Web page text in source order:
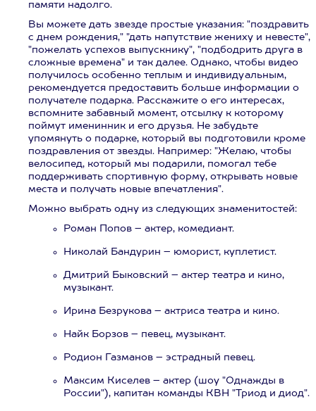
памяти надолго.
Вы можете дать звезде простые указания: "поздравить
с днем рождения," "дать напутствие жениху и невесте",
"пожелать успехов выпускнику", "подбодрить друга в
сложные времена" и так далее. Однако, чтобы видео
получилось особенно теплым и индивидуальным,
рекомендуется предоставить больше информации о
получателе подарка. Расскажите о его интересах,
вспомните забавный момент, отсылку к которому
поймут именинник и его друзья. Не забудьте
упомянуть о подарке, который вы подготовили кроме
поздравления от звезды. Например: "Желаю, чтобы
велосипед, который мы подарили, помогал тебе
поддерживать спортивную форму, открывать новые
места и получать новые впечатления".
Можно выбрать одну из следующих знаменитостей:
Роман Попов – актер, комедиант.
Николай Бандурин – юморист, куплетист.
Дмитрий Быковский – актер театра и кино,
музыкант.
Ирина Безрукова – актриса театра и кино.
Найк Борзов – певец, музыкант.
Родион Газманов – эстрадный певец.
Максим Киселев – актер (шоу "Однажды в
России"), капитан команды КВН "Триод и диод".